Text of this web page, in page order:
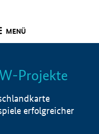
MENÜ
Info
Projekte
erfolgreicher